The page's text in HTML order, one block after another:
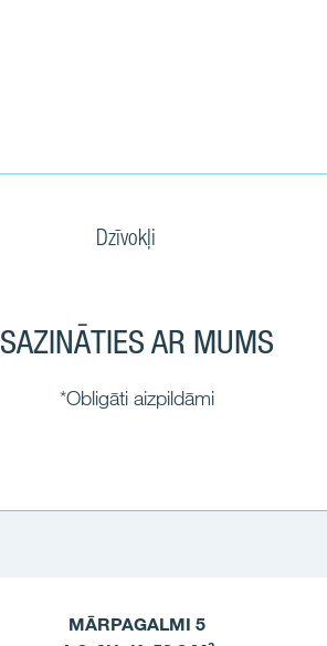
Dzīvokļi
SAZINĀTIES AR MUMS
*Obligāti aizpildāmi
MĀRPAGALMI 5